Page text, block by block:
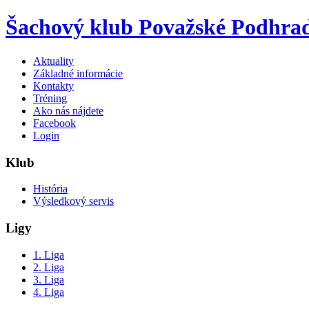
Šachový klub Považské
Aktuality
Základné informácie
Kontakty
Tréning
Ako nás nájdete
Facebook
Login
Klub
História
Výsledkový servis
Ligy
1. Liga
2. Liga
3. Liga
4. Liga